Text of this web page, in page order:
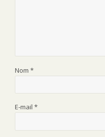
Nom *
E-mail *